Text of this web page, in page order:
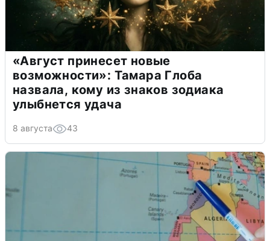
«Август принесет новые
возможности»: Тамара Глоба
назвала, кому из знаков зодиака
улыбнется удача
8 августа 43